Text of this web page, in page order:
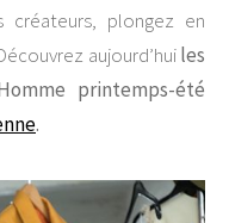
créateurs, plongez en
aujourd’huiles
printemps-été
.